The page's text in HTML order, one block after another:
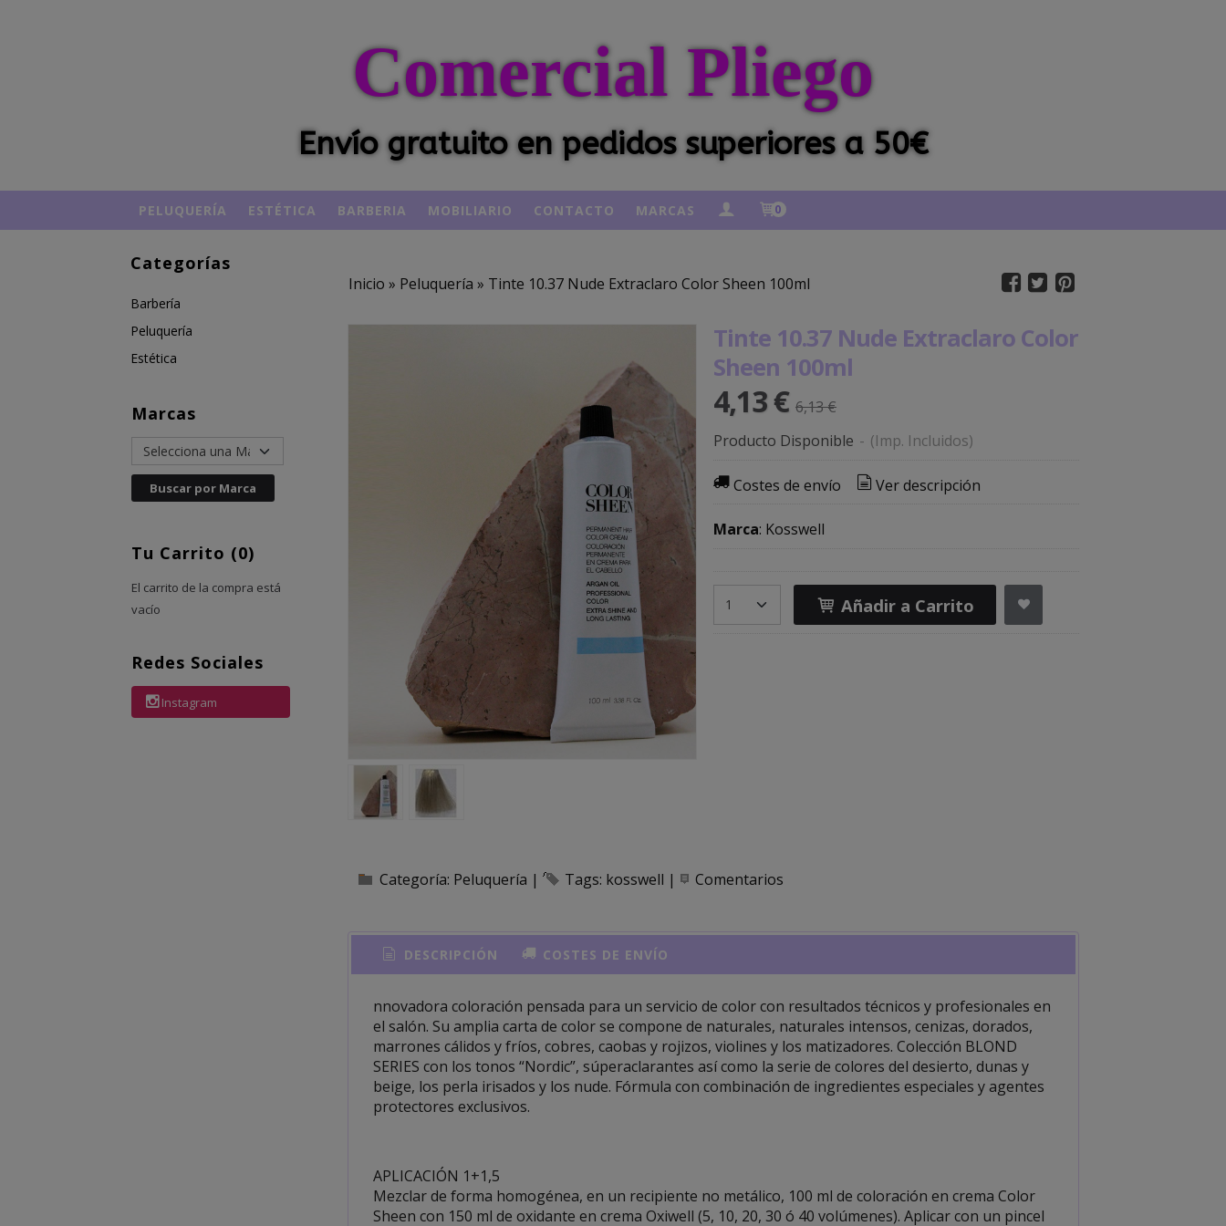
Comercial Pliego
Envío gratuito en pedidos superiores a 50€
PELUQUERÍA ESTÉTICA BARBERIA MOBILIARIO CONTACTO MARCAS 0
Categorías
Barbería
Peluquería
Estética
Marcas
Tu Carrito (0)
El carrito de la compra está
vacío
Redes Sociales
Instagram
Inicio » Peluquería » Tinte 10.37 Nude Extraclaro Color Sheen 100ml
Tinte 10.37 Nude Extraclaro Color
Sheen 100ml
4,13 € 6,13 €
Producto Disponible - (Imp. Incluidos)
Costes de envío Ver descripción
Marca: Kosswell
Añadir a Carrito
Categoría: Peluquería | Tags: kosswell | Comentarios
DESCRIPCIÓN COSTES DE ENVÍO
nnovadora coloración pensada para un servicio de color con resultados técnicos y profesionales en
el salón. Su amplia carta de color se compone de naturales, naturales intensos, cenizas, dorados,
marrones cálidos y fríos, cobres, caobas y rojizos, violines y los matizadores. Colección BLOND
SERIES con los tonos “Nordic”, súperaclarantes así como la serie de colores del desierto, dunas y
beige, los perla irisados y los nude. Fórmula con combinación de ingredientes especiales y agentes
protectores exclusivos.
APLICACIÓN 1+1,5
Mezclar de forma homogénea, en un recipiente no metálico, 100 ml de coloración en crema Color
Sheen con 150 ml de oxidante en crema Oxiwell (5, 10, 20, 30 ó 40 volúmenes). Aplicar con un pincel